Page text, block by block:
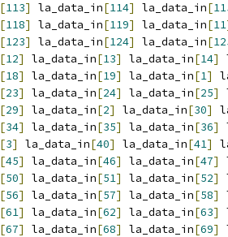
[113] la_data_in[114] la_data_in[
[118] la_data_in[119] la_data_in[11
[123] la_data_in[124] la_data_in[
[12] la_data_in[13] la_data_in[14]
[18] la_data_in[19] la_data_in[1]
[23] la_data_in[24] la_data_in[25]
[29] la_data_in[2] la_data_in[30]
[34] la_data_in[35] la_data_in[36]
[3] la_data_in[40] la_data_in[41]
[45] la_data_in[46] la_data_in[47]
[50] la_data_in[51] la_data_in[52]
[56] la_data_in[57] la_data_in[58]
[61] la_data_in[62] la_data_in[63]
[67] la_data_in[68] la_data_in[69]